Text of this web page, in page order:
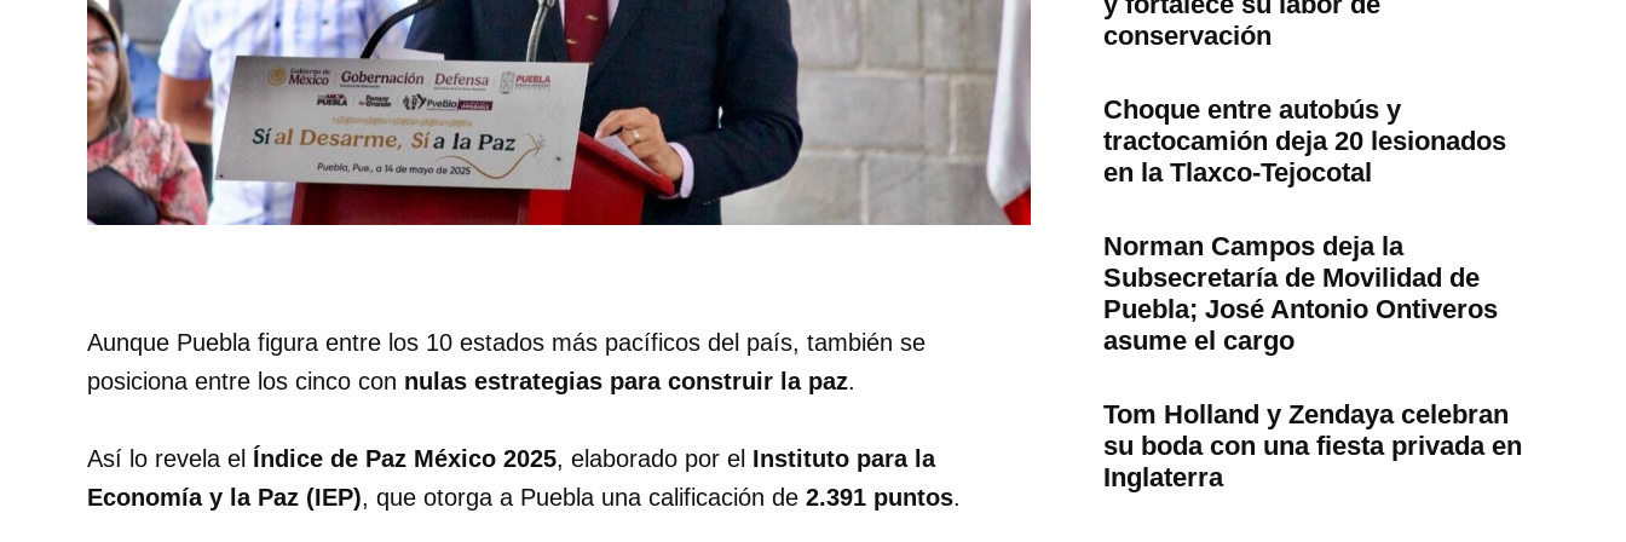
Aunque Puebla figura entre los 10 estados más pacíficos del país, también se
posiciona entre los cinco con nulas estrategias para construir la paz.
Así lo revela el Índice de Paz México 2025, elaborado por el Instituto para la
Economía y la Paz (IEP), que otorga a Puebla una calificación de 2.391 puntos.
conservación
Choque entre autobús y
tractocamión deja 20 lesionados
en la Tlaxco-Tejocotal
Norman Campos deja la
Subsecretaría de Movilidad de
Puebla; José Antonio Ontiveros
asume el cargo
Tom Holland y Zendaya celebran
su boda con una fiesta privada en
Inglaterra